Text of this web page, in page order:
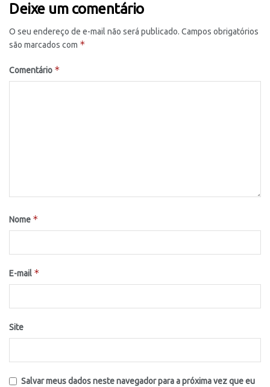
Deixe um comentário
O seu endereço de e-mail não será publicado. Campos obrigatórios
são marcados com *
Comentário *
Nome *
E-mail *
Site
Salvar meus dados neste navegador para a próxima vez que eu